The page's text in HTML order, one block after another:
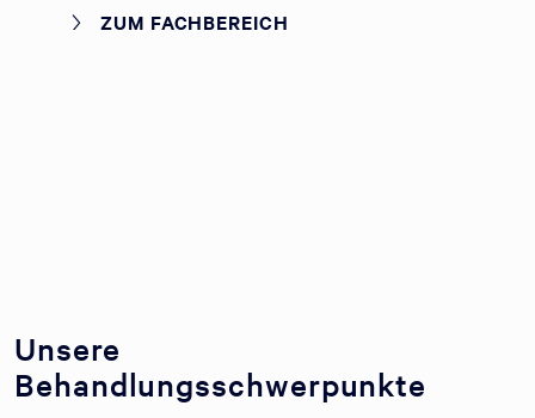
ZUM FACHBEREICH
Unsere
Behandlungsschwerpunkte